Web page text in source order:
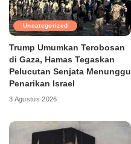
Uncategorized
Trump Umumkan Terobosan
di Gaza, Hamas Tegaskan
Pelucutan Senjata Menunggu
Penarikan Israel
3 Agustus 2026